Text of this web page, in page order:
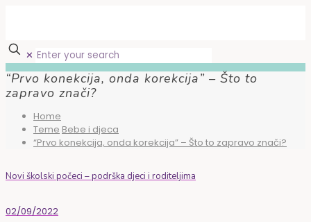
✕
“Prvo konekcija, onda korekcija” – Što to
zapravo znači?
Home
Teme Bebe i djeca
“Prvo konekcija, onda korekcija” – Što to zapravo znači?
Novi školski počeci – podrška djeci i roditeljima
02/09/2022